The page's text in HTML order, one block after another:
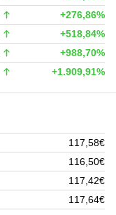
+276,86%
+518,84%
+988,70%
+1.909,91%
117,58€
116,50€
117,42€
117,64€